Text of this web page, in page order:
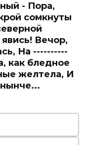
- Пора,
сомкнуты
Вечор,
На ----------
как бледное
желтела, И